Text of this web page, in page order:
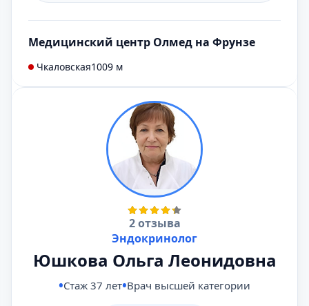
Медицинский центр Олмед на Фрунзе
Чкаловская1009 м
2 отзыва
Эндокринолог
Юшкова Ольга Леонидовна
Стаж 37 лет Врач высшей категории